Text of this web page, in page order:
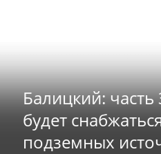
Запорожья
водой из